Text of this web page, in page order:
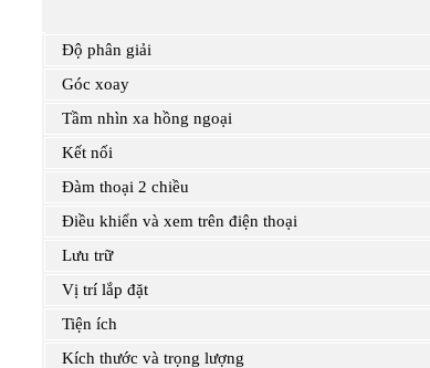
601 Hoàng Liên, TP Lào Cai
Độ phân giải
Góc xoay
Tầm nhìn xa hồng ngoại
Kết nối
Đàm thoại 2 chiều
Điều khiển và xem trên điện thoại
Lưu trữ
Vị trí lắp đặt
Tiện ích
Kích thước và trọng lượng